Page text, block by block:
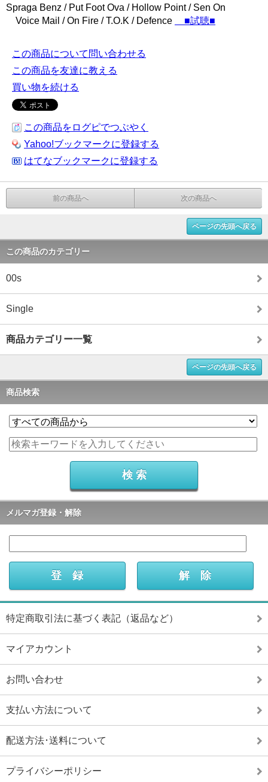
Spraga Benz / Put Foot Ova / Hollow Point / Sen On
Voice Mail / On Fire / T.O.K / Defence
■試聴■
この商品について問い合わせる
この商品を友達に教える
買い物を続ける
この商品をログピでつぶやく
Yahoo!ブックマークに登録する
はてなブックマークに登録する
前の商品へ 次の商品へ
ページの先頭へ戻る
この商品のカテゴリー
00s
Single
商品カテゴリー一覧
ページの先頭へ戻る
商品検索
メルマガ登録・解除
特定商取引法に基づく表記（返品など）
マイアカウント
お問い合わせ
支払い方法について
配送方法･送料について
プライバシーポリシー